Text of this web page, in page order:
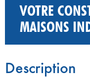
VOTRE
MAISONS
Description